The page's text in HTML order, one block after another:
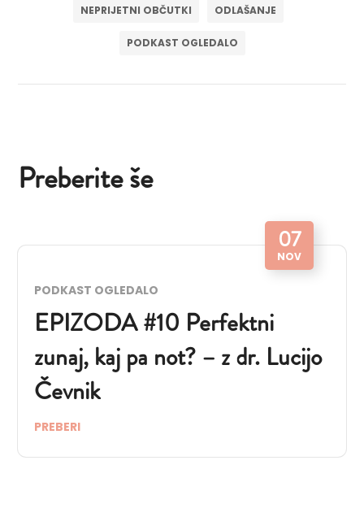
NEPRIJETNI OBČUTKI ODLAŠANJE
PODKAST OGLEDALO
Preberite še
07
NOV
PODKAST OGLEDALO
EPIZODA #10 Perfektni
zunaj, kaj pa not? – z dr. Lucijo
Čevnik
PREBERI